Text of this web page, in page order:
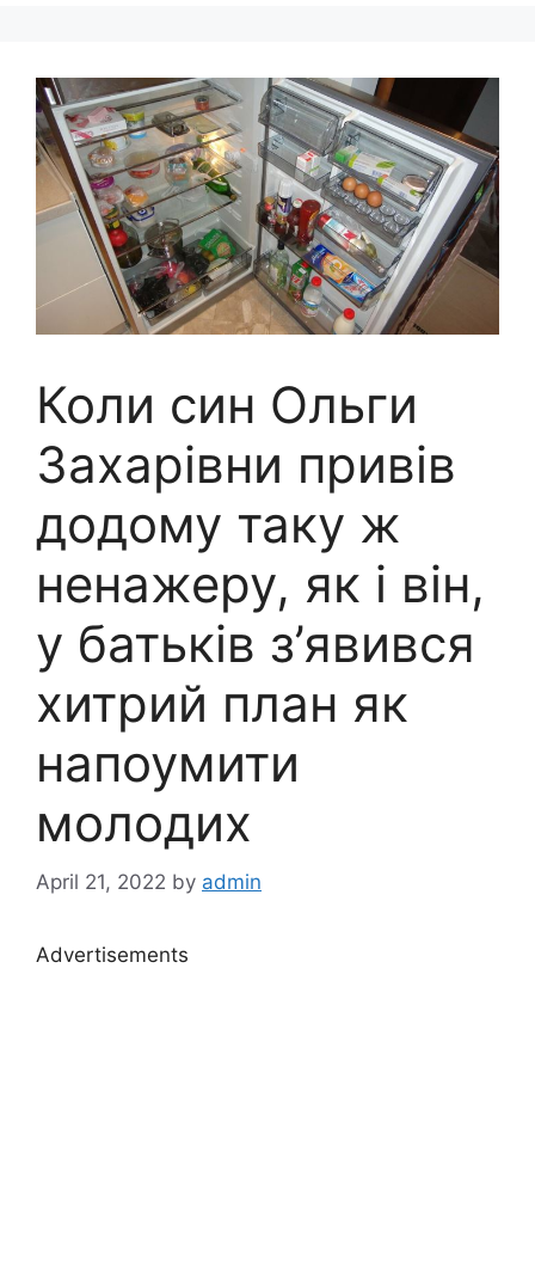
Коли син Ольги
Захарівни привів
додому таку ж
ненажеру, як і він,
у батьків з’явився
хитрий план як
напоумити
молодих
April 21, 2022 by admin
Advertisements